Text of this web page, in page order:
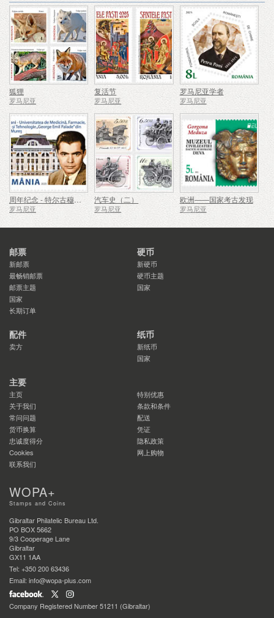
狐狸
罗马尼亚
复活节
罗马尼亚
罗马尼亚学者
罗马尼亚
周年纪念 - 特尔古穆列什乔治埃米尔帕拉德医学、药学、科学与技术大学
罗马尼亚
汽车史（二）
罗马尼亚
欧洲——国家考古发现
罗马尼亚
邮票
新邮票
最畅销邮票
邮票主题
国家
长期订单
硬币
新硬币
硬币主题
国家
配件
卖方
纸币
新纸币
国家
主要
主页
特别优惠
关于我们
条款和条件
常问问题
配送
货币换算
凭证
忠诚度得分
隐私政策
Cookies
网上购物
联系我们
WOPA+
Stamps and Coins
Gibraltar Philatelic Bureau Ltd.
PO BOX 5662
9/3 Cooperage Lane
Gibraltar
GX11 1AA
Tel: +350 200 63436
Email: info@wopa-plus.com
Company Registered Number 51211 (Gibraltar)